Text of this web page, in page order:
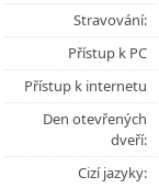
Stravování:
Přístup k PC
Přístup k internetu
Den otevřených
dveří:
Cizí jazyky: